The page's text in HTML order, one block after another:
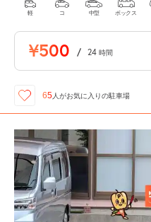
軽 コ 中型 ボックス
¥500 / 24 時間
65 人がお気に入りの駐車場